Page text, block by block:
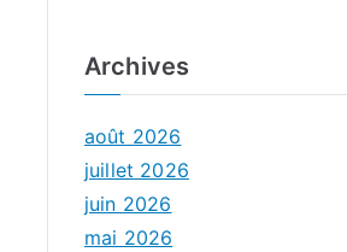
Archives
août 2026
juillet 2026
juin 2026
mai 2026